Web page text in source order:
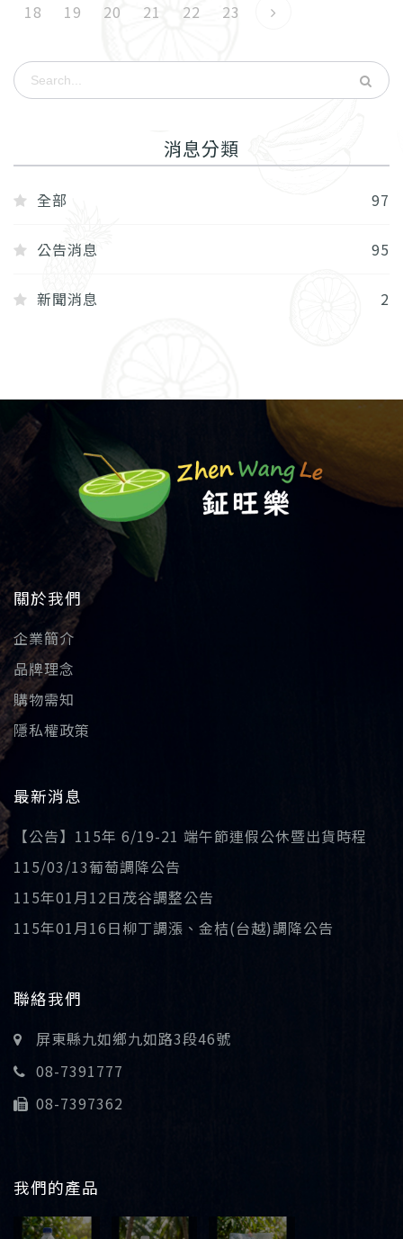
18
19 20 21 22 23
消息分類
全部 97
公告消息 95
新聞消息 2
關於我們
企業簡介
品牌理念
購物需知
隱私權政策
最新消息
【公告】115年 6/19-21 端午節連假公休暨出貨時程
115/03/13葡萄調降公告
115年01月12日茂谷調整公告
115年01月16日柳丁調漲、金桔(台越)調降公告
聯絡我們
屏東縣九如鄉九如路3段46號
08-7391777
08-7397362
我們的產品